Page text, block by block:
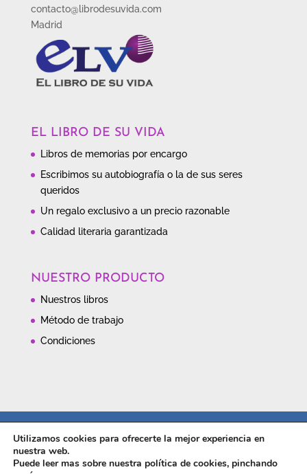
contacto@librodesuvida.com
Madrid
EL LIBRO DE SU VIDA
Libros de memorias por encargo
Escribimos su autobiografía o la de sus seres
queridos
Un regalo exclusivo a un precio razonable
Calidad literaria garantizada
NUESTRO PRODUCTO
Nuestros libros
Método de trabajo
Condiciones
Política de cookies
Utilizamos cookies para ofrecerte la mejor experiencia en
nuestra web.
Puede leer mas sobre nuestra política de cookies, pinchando